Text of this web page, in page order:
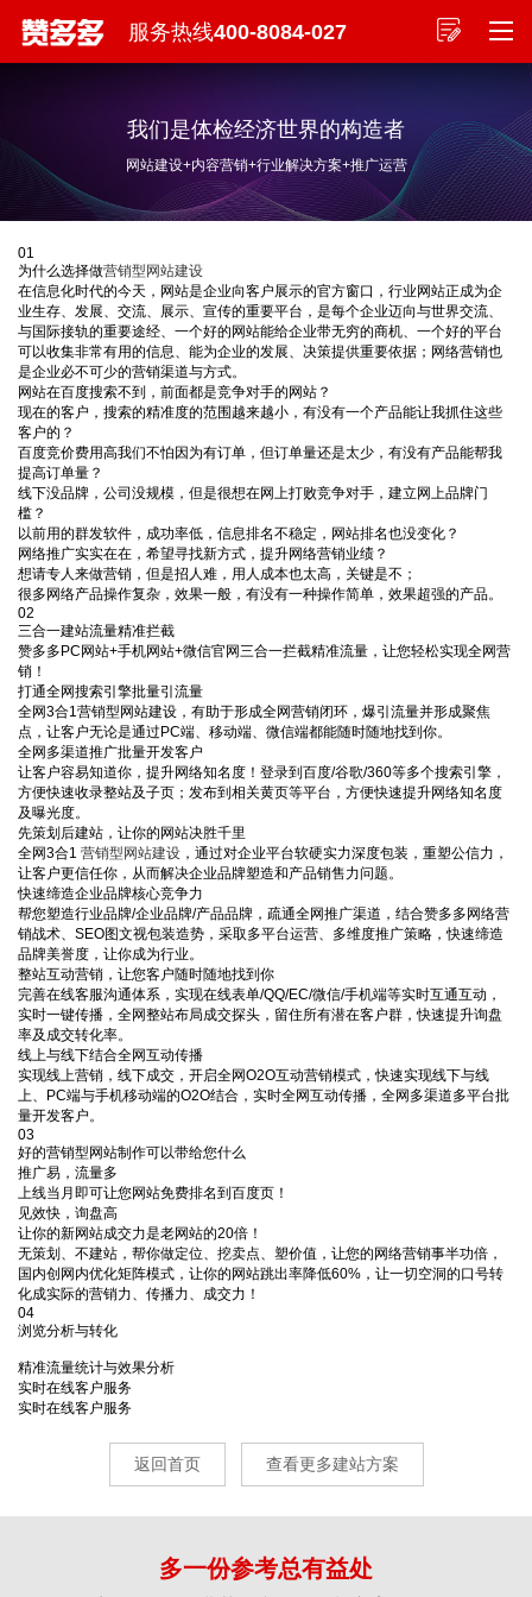
服务热线400-8084-027
我们是体检经济世界的构造者
网站建设+内容营销+行业解决方案+推广运营
营销型网站建设方案
01
为什么选择做营销型网站建设
在信息化时代的今天，网站是企业向客户展示的官方窗口，行业网站正成为企
业生存、发展、交流、展示、宣传的重要平台，是每个企业迈向与世界交流、
与国际接轨的重要途经、一个好的网站能给企业带无穷的商机、一个好的平台
可以收集非常有用的信息、能为企业的发展、决策提供重要依据；网络营销也
是企业必不可少的营销渠道与方式。
网站在百度搜索不到，前面都是竞争对手的网站？
现在的客户，搜索的精准度的范围越来越小，有没有一个产品能让我抓住这些
客户的？
百度竞价费用高我们不怕因为有订单，但订单量还是太少，有没有产品能帮我
提高订单量？
线下没品牌，公司没规模，但是很想在网上打败竞争对手，建立网上品牌门
槛？
以前用的群发软件，成功率低，信息排名不稳定，网站排名也没变化？
网络推广实实在在，希望寻找新方式，提升网络营销业绩？
想请专人来做营销，但是招人难，用人成本也太高，关键是不；
很多网络产品操作复杂，效果一般，有没有一种操作简单，效果超强的产品。
02
三合一建站流量精准拦截
赞多多PC网站+手机网站+微信官网三合一拦截精准流量，让您轻松实现全网营
销！
打通全网搜索引擎批量引流量
全网3合1营销型网站建设，有助于形成全网营销闭环，爆引流量并形成聚焦
点，让客户无论是通过PC端、移动端、微信端都能随时随地找到你。
全网多渠道推广批量开发客户
让客户容易知道你，提升网络知名度！登录到百度/谷歌/360等多个搜索引擎，
方便快速收录整站及子页；发布到相关黄页等平台，方便快速提升网络知名度
及曝光度。
先策划后建站，让你的网站决胜千里
全网3合1 营销型网站建设 ，通过对企业平台软硬实力深度包装，重塑公信力，
让客户更信任你，从而解决企业品牌塑造和产品销售力问题。
快速缔造企业品牌核心竞争力
帮您塑造行业品牌/企业品牌/产品品牌，疏通全网推广渠道，结合赞多多网络营
销战术、SEO图文视包装造势，采取多平台运营、多维度推广策略，快速缔造
品牌美誉度，让你成为行业。
整站互动营销，让您客户随时随地找到你
完善在线客服沟通体系，实现在线表单/QQ/EC/微信/手机端等实时互通互动，
实时一键传播，全网整站布局成交探头，留住所有潜在客户群，快速提升询盘
率及成交转化率。
线上与线下结合全网互动传播
实现线上营销，线下成交，开启全网O2O互动营销模式，快速实现线下与线
上、PC端与手机移动端的O2O结合，实时全网互动传播，全网多渠道多平台批
量开发客户。
03
好的营销型网站制作可以带给您什么
推广易，流量多
上线当月即可让您网站免费排名到百度页！
见效快，询盘高
让你的新网站成交力是老网站的20倍！
无策划、不建站，帮你做定位、挖卖点、塑价值，让您的网络营销事半功倍，
国内创网内优化矩阵模式，让你的网站跳出率降低60%，让一切空洞的口号转
化成实际的营销力、传播力、成交力！
04
浏览分析与转化
精准流量统计与效果分析
实时在线客户服务
实时在线客户服务
返回首页 查看更多建站方案
多一份参考总有益处